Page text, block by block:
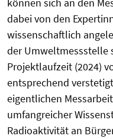
können sich an den
dabei von den
wissenschaftlich
der Umweltmessstelle
Projektlaufzeit (2024)
entsprechend
eigentlichen
umfangreicher
Radioaktivität an